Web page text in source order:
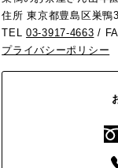
住所 東京都豊島区巣
TEL03-3917-4663 /
プライバシーポリシー